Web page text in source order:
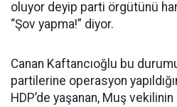
oluyor deyip parti örgütünü
“Şov yapma!” diyor.
Canan Kaftancıoğlu bu
partilerine operasyon
HDP’de yaşanan, Muş